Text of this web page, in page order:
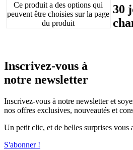
Ce produit a des options qui
peuvent être choisies sur la page
du produit
30
Inscrivez-vous à
notre newsletter
Inscrivez-vous à notre newsletter et
nos offres exclusives, nouveautés et
Un petit clic, et de belles surprises vous
S'abonner !